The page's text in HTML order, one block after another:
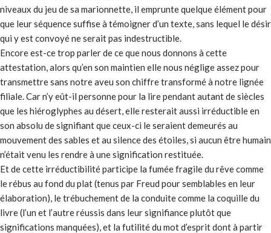
niveaux du jeu de sa marionnette, il emprunte quelque élément pour
que leur séquence suffise à témoigner d’un texte, sans lequel le désir
qui y est convoyé ne serait pas indestructible.
Encore est-ce trop parler de ce que nous donnons à cette
attestation, alors qu’en son maintien elle nous néglige assez pour
transmettre sans notre aveu son chiffre transformé à notre lignée
filiale. Car n’y eût-il personne pour la lire pendant autant de siècles
que les hiéroglyphes au désert, elle resterait aussi irréductible en
son absolu de signifiant que ceux-ci le seraient demeurés au
mouvement des sables et au silence des étoiles, si aucun être humain
n’était venu les rendre à une signification restituée.
Et de cette irréductibilité participe la fumée fragile du rêve comme
le rébus au fond du plat (tenus par Freud pour semblables en leur
élaboration), le trébuchement de la conduite comme la coquille du
livre (l’un et l’autre réussis dans leur signifiance plutôt que
significations manquées), et la futilité du mot d’esprit dont à partir